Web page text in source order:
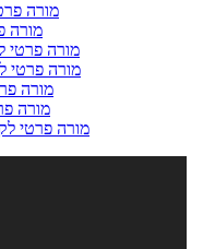
מורה פרטי
מורה
מורה פרטי
מורה פרטי
מורה פרטי
מורה
מורה פרטי